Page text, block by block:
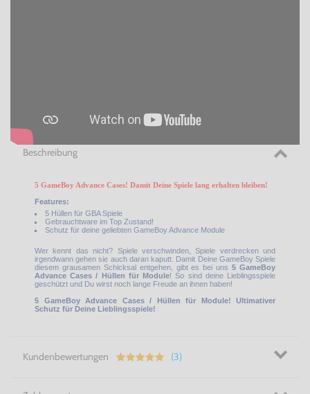
Beschreibung
5 GameBoy Advance Cases! Damit Deine Spiele lang erhalten bleiben!
Features:
5 Hüllen für GBA Spiele
Gebrauchtware im Top Zustand!
Schutz für deine geliebten GameBoy Advance Module
Wer kennt das nicht? Spiele verschwinden, Spiele verdrecken und
irgendwann gehen sie auch daran kaputt. Damit Deine GameBoy Spiele
diesem grausamen Schicksal entgehen, gibt es bei uns 5 GameBoy
Advance Cases / Hüllen für Module! So sind deine Lieblingsspiele
geschützt und Du wirst noch lange Freude an ihnen haben!
5 GameBoy Advance Cases / Hüllen für Module! Ultimativer
Schutz für Deine Lieblingsspiele!
Kundenbewertungen (3)